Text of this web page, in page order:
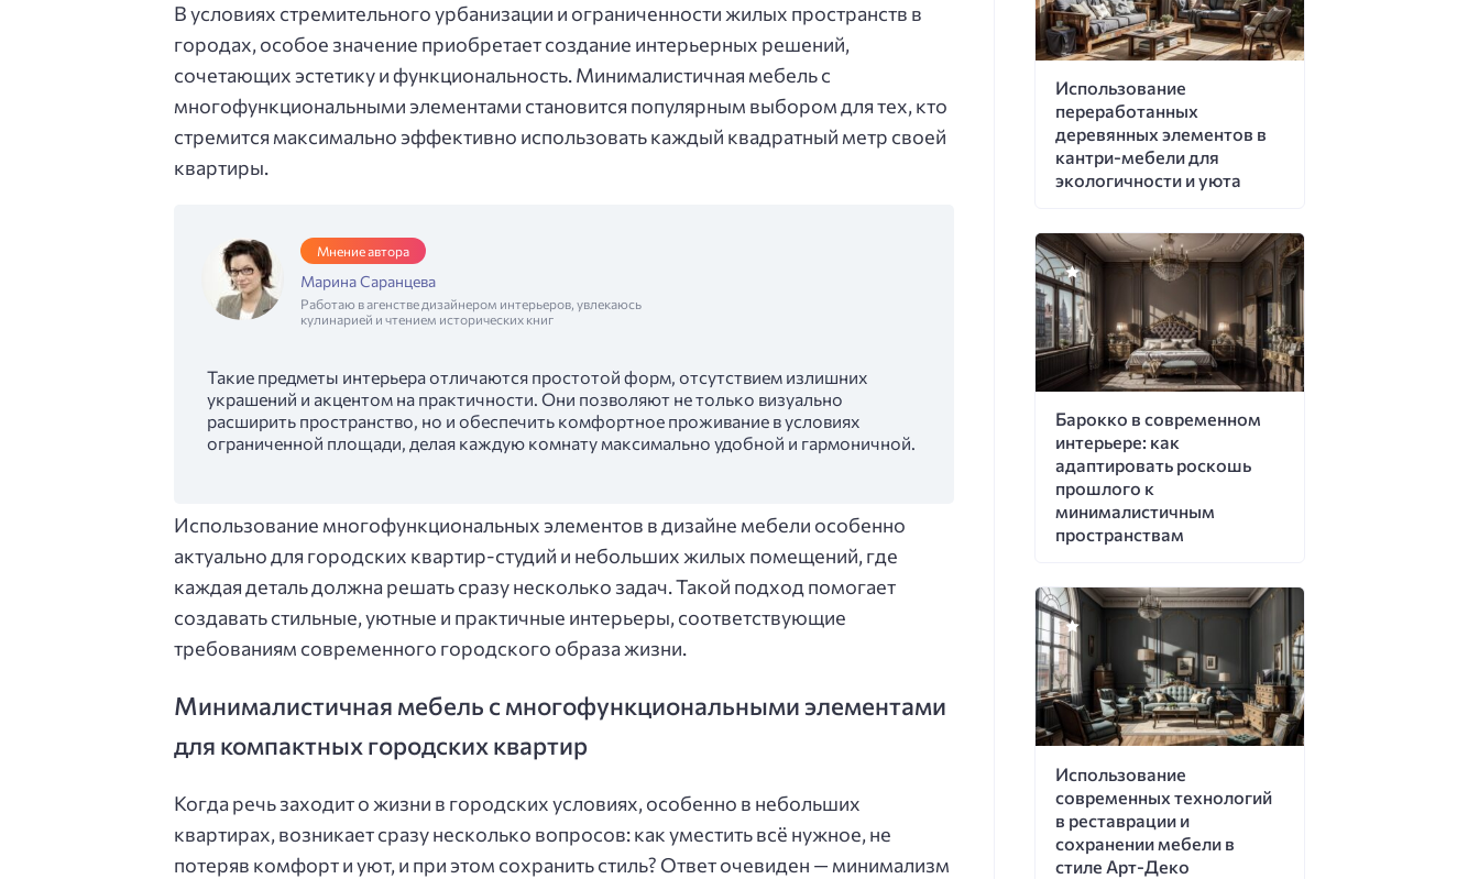
В условиях стремительного урбанизации и ограниченности жилых пространств в
городах, особое значение приобретает создание интерьерных решений,
сочетающих эстетику и функциональность. Минималистичная мебель с
многофункциональными элементами становится популярным выбором для тех, кто
стремится максимально эффективно использовать каждый квадратный метр своей
квартиры.
Мнение автора
Марина Саранцева
Работаю в агенстве дизайнером интерьеров, увлекаюсь
кулинарией и чтением исторических книг
Такие предметы интерьера отличаются простотой форм, отсутствием излишних
украшений и акцентом на практичности. Они позволяют не только визуально
расширить пространство, но и обеспечить комфортное проживание в условиях
ограниченной площади, делая каждую комнату максимально удобной и гармоничной.
Использование многофункциональных элементов в дизайне мебели особенно
актуально для городских квартир-студий и небольших жилых помещений, где
каждая деталь должна решать сразу несколько задач. Такой подход помогает
создавать стильные, уютные и практичные интерьеры, соответствующие
требованиям современного городского образа жизни.
Минималистичная мебель с многофункциональными элементами
для компактных городских квартир
Когда речь заходит о жизни в городских условиях, особенно в небольших
квартирах, возникает сразу несколько вопросов: как уместить всё нужное, не
потеряв комфорт и уют, и при этом сохранить стиль? Ответ очевиден — минимализм
Использование
переработанных
деревянных элементов в
кантри-мебели для
экологичности и уюта
Барокко в современном
интерьере: как
адаптировать роскошь
прошлого к
минималистичным
пространствам
Использование
современных технологий
в реставрации и
сохранении мебели в
стиле Арт-Деко